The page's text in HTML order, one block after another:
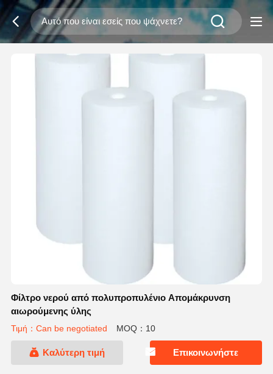
Φίλτρο νερού από πολυπροπυλένιο Απομάκρυνση
αιωρούμενης ύλης
Τιμή：Can be negotiated MOQ：10
Καλύτερη τιμή Επικοινωνήστε